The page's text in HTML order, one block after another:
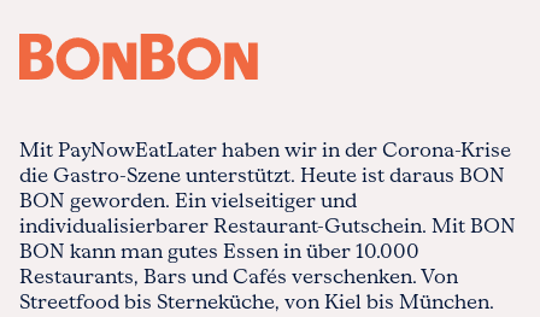
Mit PayNowEatLater haben wir in der Corona-Krise
die Gastro-Szene unterstützt. Heute ist daraus BON
BON geworden. Ein vielseitiger und
individualisierbarer Restaurant-Gutschein. Mit BON
BON kann man gutes Essen in über 10.000
Restaurants, Bars und Cafés verschenken. Von
Streetfood bis Sterneküche, von Kiel bis München.